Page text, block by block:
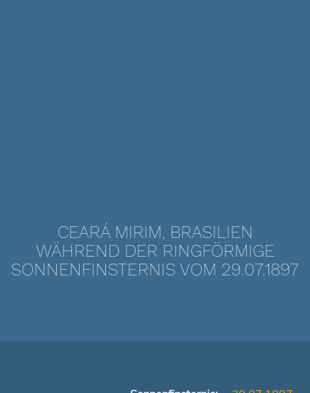
CEARÁ MIRIM, BRASILIEN
WÄHREND DER RINGFÖRMIGE
SONNENFINSTERNIS VOM 29.07.1897